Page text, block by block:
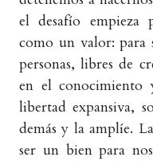
el desafío
como un valor: para
personas, libres de
en el conocimiento
libertad expansiva,
demás y la amplíe.
ser un bien para